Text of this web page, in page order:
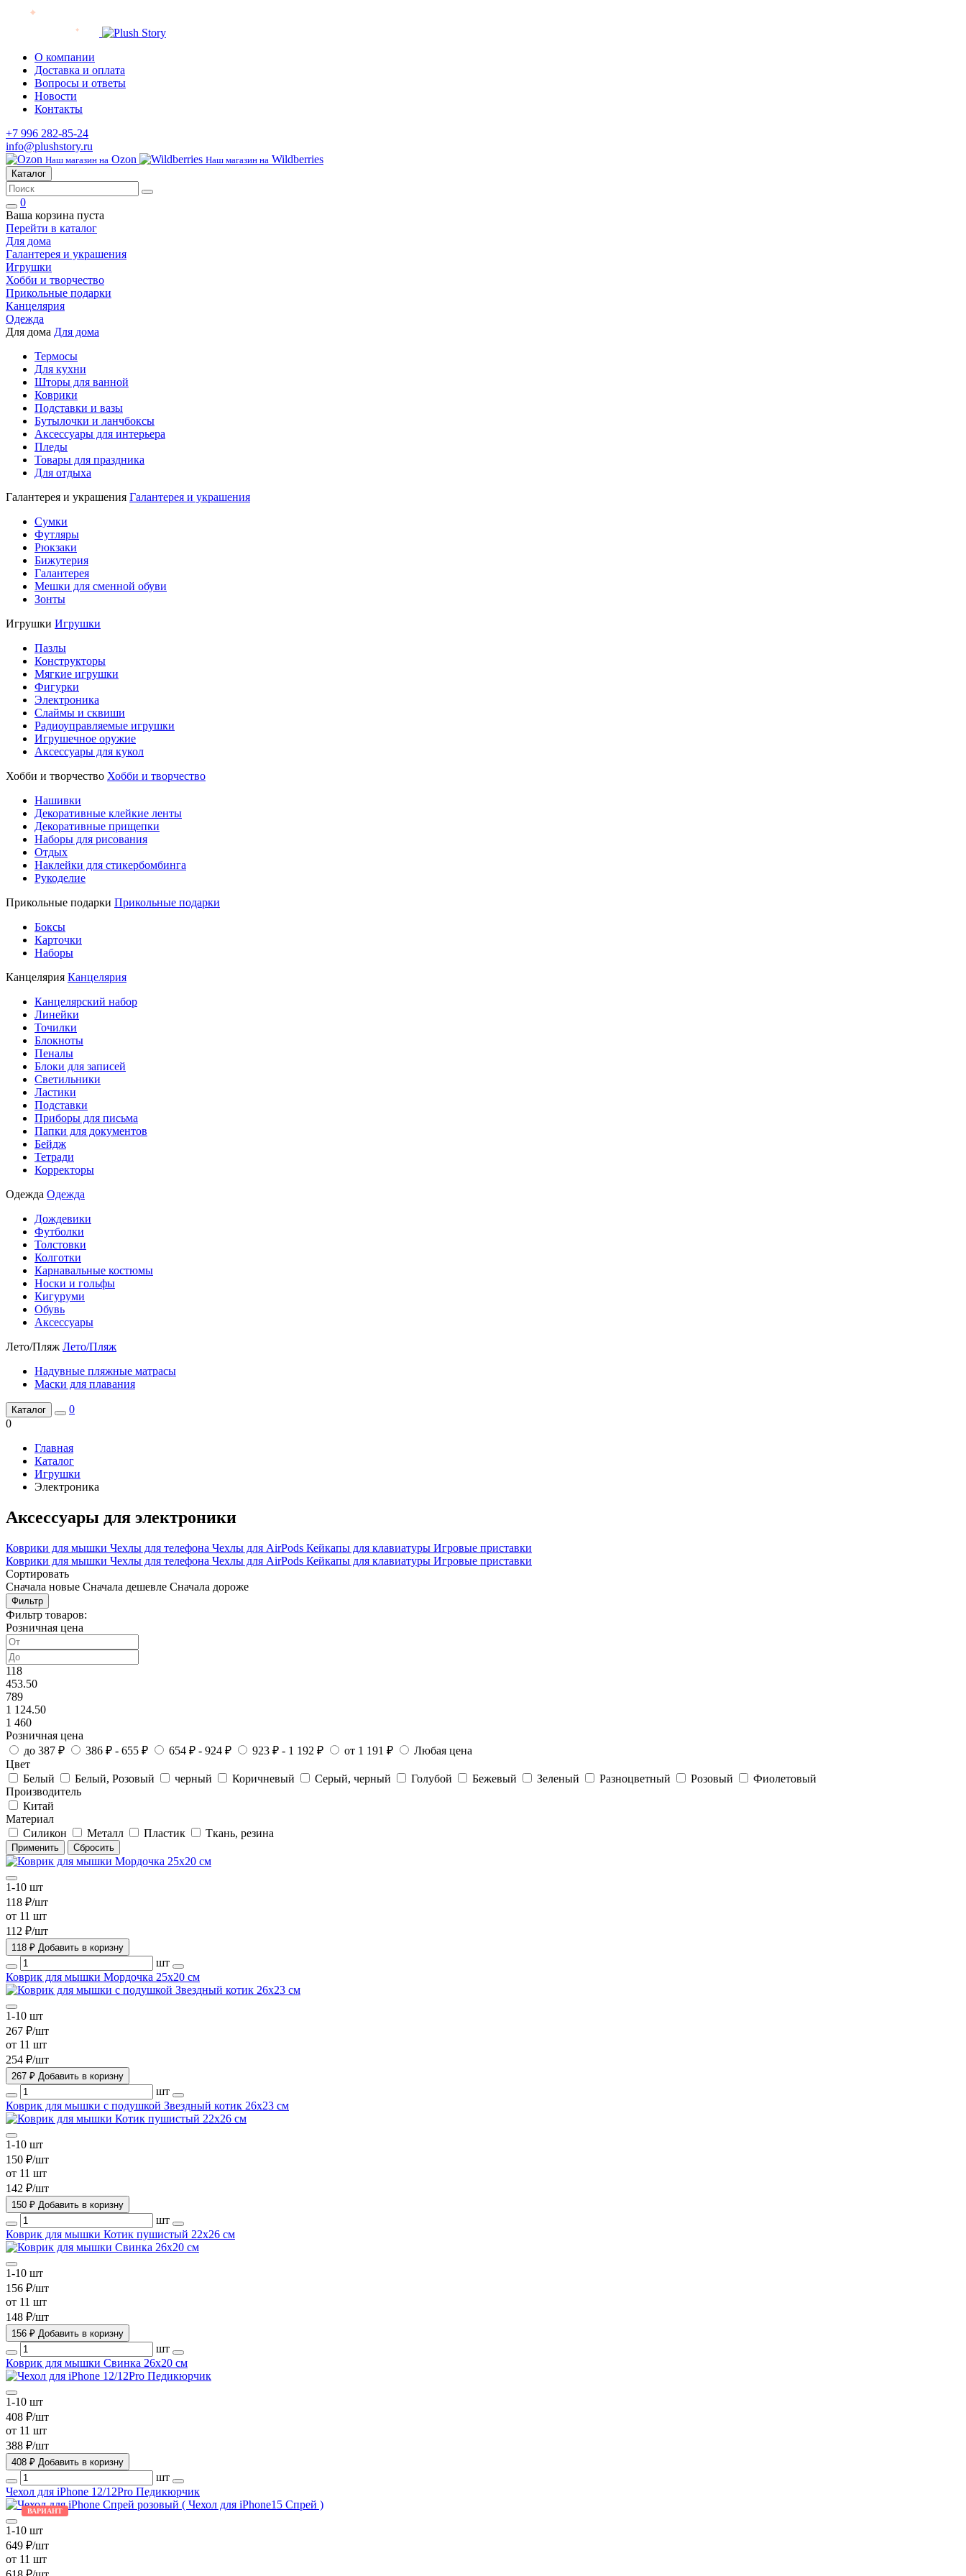
О компании
Доставка и оплата
Вопросы и ответы
Новости
Контакты
+7 996 282-85-24
info@plushstory.ru
Наш магазин на Ozon Наш магазин на Wildberries
Каталог
0
Ваша корзина пуста
Перейти в каталог
Для дома
Галантерея и украшения
Игрушки
Хобби и творчество
Прикольные подарки
Канцелярия
Одежда
Для дома Для дома
Термосы
Для кухни
Шторы для ванной
Коврики
Подставки и вазы
Бутылочки и ланчбоксы
Аксессуары для интерьера
Пледы
Товары для праздника
Для отдыха
Галантерея и украшения Галантерея и украшения
Сумки
Футляры
Рюкзаки
Бижутерия
Галантерея
Мешки для сменной обуви
Зонты
Игрушки Игрушки
Пазлы
Конструкторы
Мягкие игрушки
Фигурки
Электроника
Слаймы и сквиши
Радиоуправляемые игрушки
Игрушечное оружие
Аксессуары для кукол
Хобби и творчество Хобби и творчество
Нашивки
Декоративные клейкие ленты
Декоративные прищепки
Наборы для рисования
Отдых
Наклейки для стикербомбинга
Рукоделие
Прикольные подарки Прикольные подарки
Боксы
Карточки
Наборы
Канцелярия Канцелярия
Канцелярский набор
Линейки
Точилки
Блокноты
Пеналы
Блоки для записей
Светильники
Ластики
Подставки
Приборы для письма
Папки для документов
Бейдж
Тетради
Корректоры
Одежда Одежда
Дождевики
Футболки
Толстовки
Колготки
Карнавальные костюмы
Носки и гольфы
Кигуруми
Обувь
Аксессуары
Лето/Пляж Лето/Пляж
Надувные пляжные матрасы
Маски для плавания
Каталог
0
0
Главная
Каталог
Игрушки
Электроника
Аксессуары для электроники
Коврики для мышки Чехлы для телефона Чехлы для AirPods Кейкапы для клавиатуры Игровые приставки
Коврики для мышки Чехлы для телефона Чехлы для AirPods Кейкапы для клавиатуры Игровые приставки
Сортировать
Сначала новые Сначала дешевле Сначала дороже
Фильтр
Фильтр товаров:
Розничная цена
118
453.50
789
1 124.50
1 460
Розничная цена
до 387 ₽
386 ₽ - 655 ₽ 654 ₽ - 924 ₽ 923 ₽ - 1 192 ₽ от 1 191 ₽
Любая цена
Цвет
Белый
Белый, Розовый черный Коричневый Серый, черный Голубой Бежевый Зеленый Разноцветный Розовый
Фиолетовый
Производитель
Китай
Материал
Силикон
Металл Пластик Ткань, резина
1-10 шт
118 ₽/шт
от 11 шт
112 ₽/шт
118 ₽ Добавить в коризну
шт
Коврик для мышки Мордочка 25х20 см
1-10 шт
267 ₽/шт
от 11 шт
254 ₽/шт
267 ₽ Добавить в коризну
шт
Коврик для мышки с подушкой Звездный котик 26х23 см
1-10 шт
150 ₽/шт
от 11 шт
142 ₽/шт
150 ₽ Добавить в коризну
шт
Коврик для мышки Котик пушистый 22х26 см
1-10 шт
156 ₽/шт
от 11 шт
148 ₽/шт
156 ₽ Добавить в коризну
шт
Коврик для мышки Свинка 26х20 см
1-10 шт
408 ₽/шт
от 11 шт
388 ₽/шт
408 ₽ Добавить в коризну
шт
Чехол для iPhone 12/12Pro Педикюрчик
ВАРИАНТ
1-10 шт
649 ₽/шт
от 11 шт